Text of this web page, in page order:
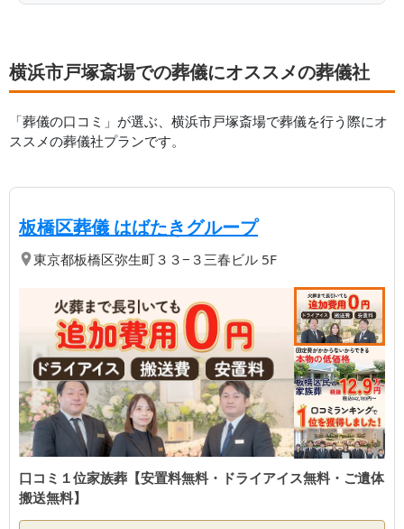
横浜市戸塚斎場での葬儀にオススメの葬儀社
「葬儀の口コミ」が選ぶ、 横浜市戸塚斎場で葬儀を行う際にオ
ススメの葬儀社プランです。
【第1位】
板橋区葬儀 はばたきグループ| 口コミ１位家族
東京都板橋区弥生町３３−３三春ビル 5F
口コミ１位家族葬【安置料無料・ドライアイス無料・ご遺体
搬送無料】